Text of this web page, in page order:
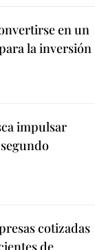
en un
la inversión
impulsar
cotizadas